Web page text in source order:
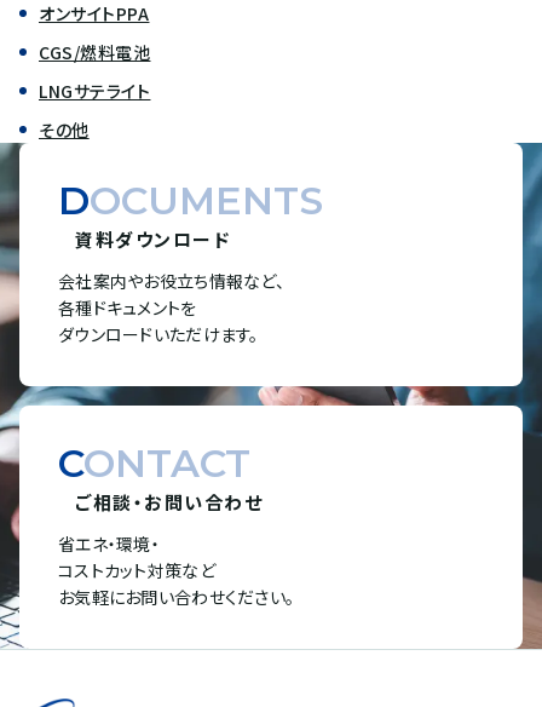
オンサイトPPA
CGS/燃料電池
LNGサテライト
その他
DOCUMENTS
資料ダウンロード
会社案内やお役立ち情報など、
各種ドキュメントを
ダウンロードいただけます。
CONTACT
ご相談・お問い合わせ
省エネ・環境・
コストカット対策など
お気軽にお問い合わせください。